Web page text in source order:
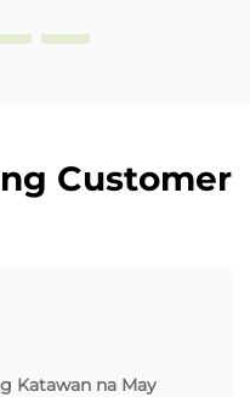
Customer
Katawan na May